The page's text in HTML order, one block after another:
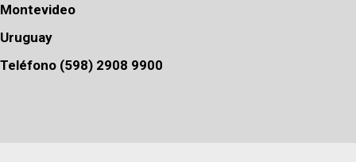
Montevideo
Uruguay
Teléfono (598) 2908 9900